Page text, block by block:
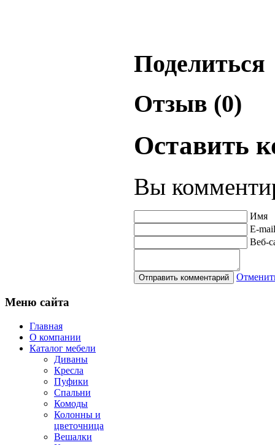
Поделиться
Отзыв (0)
Оставить
Вы
Имя
E-mail
Веб-
Меню сайта
Главная
О компании
Каталог мебели
Диваны
Кресла
Пуфики
Спальни
Комоды
Колонны и
цветочница
Вешалки